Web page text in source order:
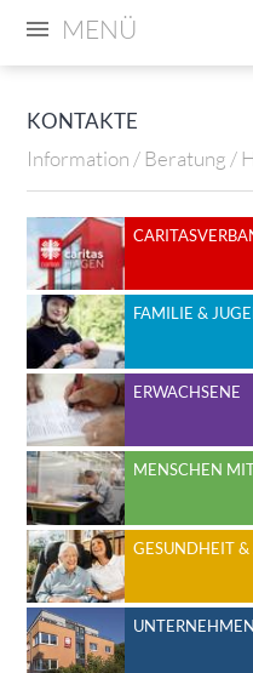
MENÜ
KONTAKTE
Information / Beratung /
FAMILIE &
ERWACHSENE
MENSCHEN
GESUNDHEIT
UNTERNEHMEN